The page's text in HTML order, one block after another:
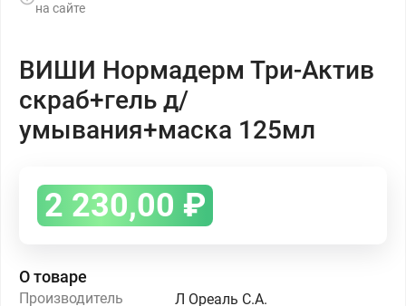
на сайте
ВИШИ Нормадерм Три-Актив
скраб+гель д/
умывания+маска 125мл
2 230,00 ₽
О товаре
Производитель
Л Ореаль С.А.